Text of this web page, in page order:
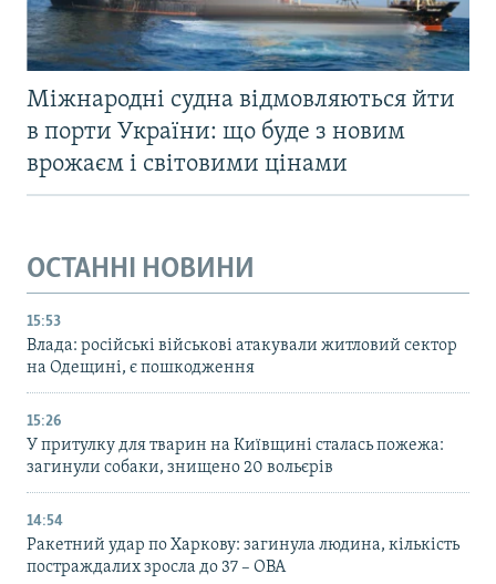
Міжнародні судна відмовляються йти
в порти України: що буде з новим
врожаєм і світовими цінами
ОСТАННІ НОВИНИ
15:53
Влада: російські військові атакували житловий сектор
на Одещині, є пошкодження
15:26
У притулку для тварин на Київщині сталась пожежа:
загинули собаки, знищено 20 вольєрів
14:54
Ракетний удар по Харкову: загинула людина, кількість
постраждалих зросла до 37 – ОВА